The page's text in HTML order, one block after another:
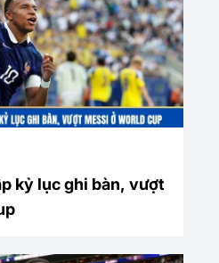
kỷ lục ghi bàn, vượt